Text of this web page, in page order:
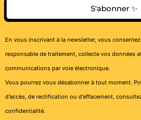
S'abonner ✨
En vous inscrivant à la newsletter, vous
responsable de traitement, collecte vos données
communications par voie électronique.
Vous pourrez vous désabonner à tout moment.
d’accès, de rectification ou d’effacement,
confidentialité.